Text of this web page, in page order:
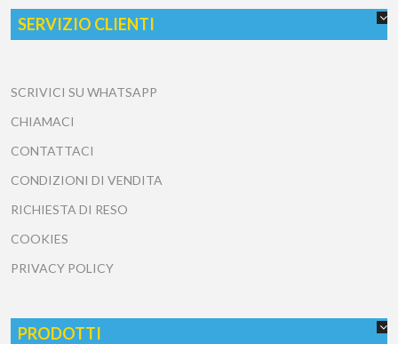
SERVIZIO CLIENTI
SCRIVICI SU WHATSAPP
CHIAMACI
CONTATTACI
CONDIZIONI DI VENDITA
RICHIESTA DI RESO
COOKIES
PRIVACY POLICY
PRODOTTI